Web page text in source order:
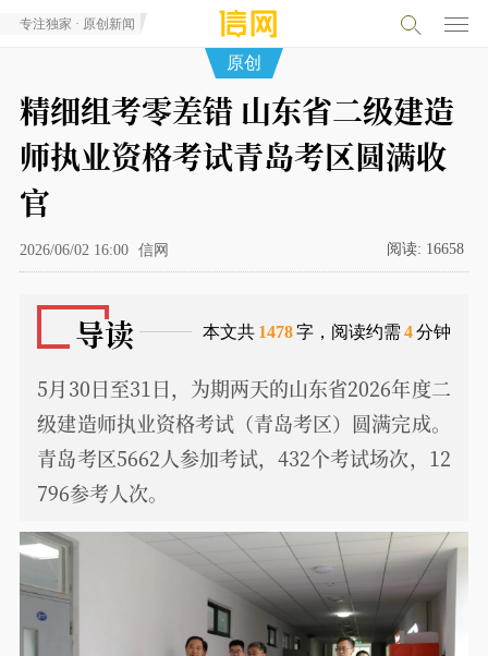
专注独家 · 原创新闻
原创
精细组考零差错 山东省二级建造
师执业资格考试青岛考区圆满收
官
2026/06/02 16:00 信网 阅读: 16658
导读 本文共 1478字，阅读约需 4分钟
5月30日至31日，为期两天的山东省2026年度二
级建造师执业资格考试（青岛考区）圆满完成。
青岛考区5662人参加考试，432个考试场次，12
796参考人次。